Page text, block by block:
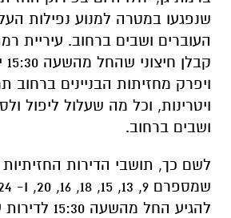
שנפגעו במטרה למנוע נפילות
העוברים ושבים ברחוב. עיריית
ויפרק מחזיתות הבניינים ברחוב
ויטרינות, וכל מה שעלול ליפול
ושבים ברחוב.
לשם כך, תושבי הדירות החזיתיות
להגיע החל